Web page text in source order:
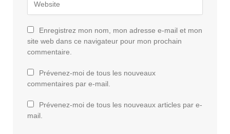
Enregistrez mon nom, mon adresse e-mail et mon
site web dans ce navigateur pour mon prochain
commentaire.
Prévenez-moi de tous les nouveaux
commentaires par e-mail.
Prévenez-moi de tous les nouveaux articles par e-
mail.